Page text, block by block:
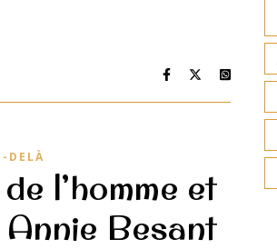
DELÀ
l’homme et
Besant